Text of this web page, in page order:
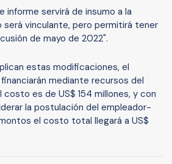
informe servirá de insumo a la
será vinculante, pero permitirá tener
de mayo de 2022".
estas modificaciones, el
mediante recursos del
costo es de US$ 154 millones, y con
la postulación del empleador-
el costo total llegará a US$